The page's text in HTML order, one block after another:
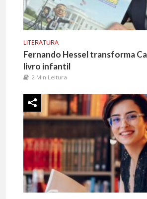
LITERATURA
Fernando Hessel transforma
livro infantil
2 Min Leitura